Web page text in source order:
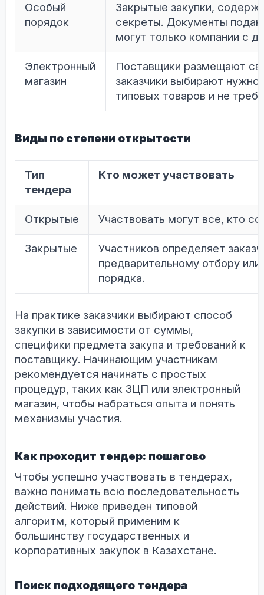
Особый
порядок
Закрытые закупки,
секреты. Документы
могут только компании с
Электронный
магазин
Поставщики размещают
заказчики выбирают
типовых товаров и не
Виды по степени открытости
Тип
тендера
Кто может участвовать
Открытые Участвовать могут все, кто
Закрытые
Участников определяет
предварительному отбору
порядка.
На практике заказчики выбирают способ
закупки в зависимости от суммы,
специфики предмета закупа и требований к
поставщику. Начинающим участникам
рекомендуется начинать с простых
процедур, таких как ЗЦП или электронный
магазин, чтобы набраться опыта и понять
механизмы участия.
Как проходит тендер: пошагово
Чтобы успешно участвовать в тендерах,
важно понимать всю последовательность
действий. Ниже приведен типовой
алгоритм, который применим к
большинству государственных и
корпоративных закупок в Казахстане.
Поиск подходящего тендера